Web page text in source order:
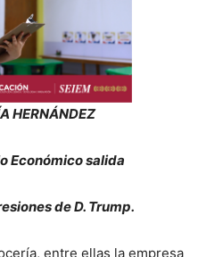
HERNÁNDEZ
Económico salida
de D. Trump.
entre ellas la empresa